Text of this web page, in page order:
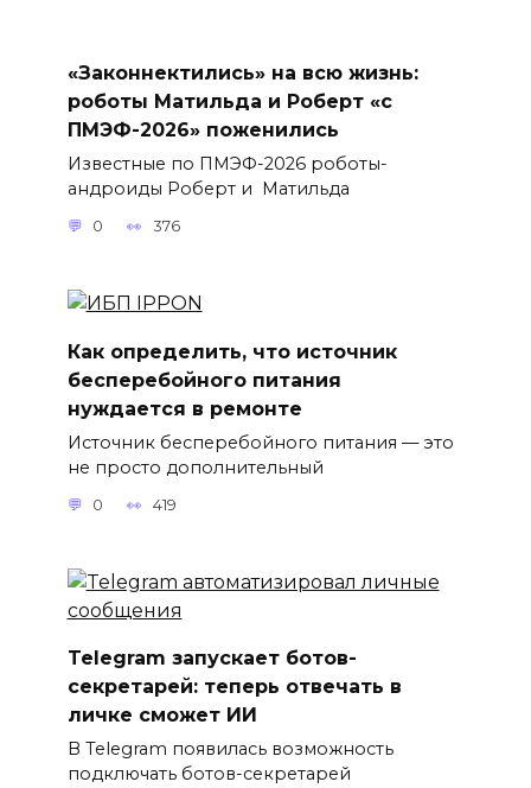
«Законнектились» на всю жизнь:
роботы Матильда и Роберт «с
ПМЭФ-2026» поженились
Известные по ПМЭФ-2026 роботы-
андроиды Роберт и Матильда
0 376
Как определить, что источник
бесперебойного питания
нуждается в ремонте
Источник бесперебойного питания — это
не просто дополнительный
0 419
Telegram запускает ботов-
секретарей: теперь отвечать в
личке сможет ИИ
В Telegram появилась возможность
подключать ботов-секретарей